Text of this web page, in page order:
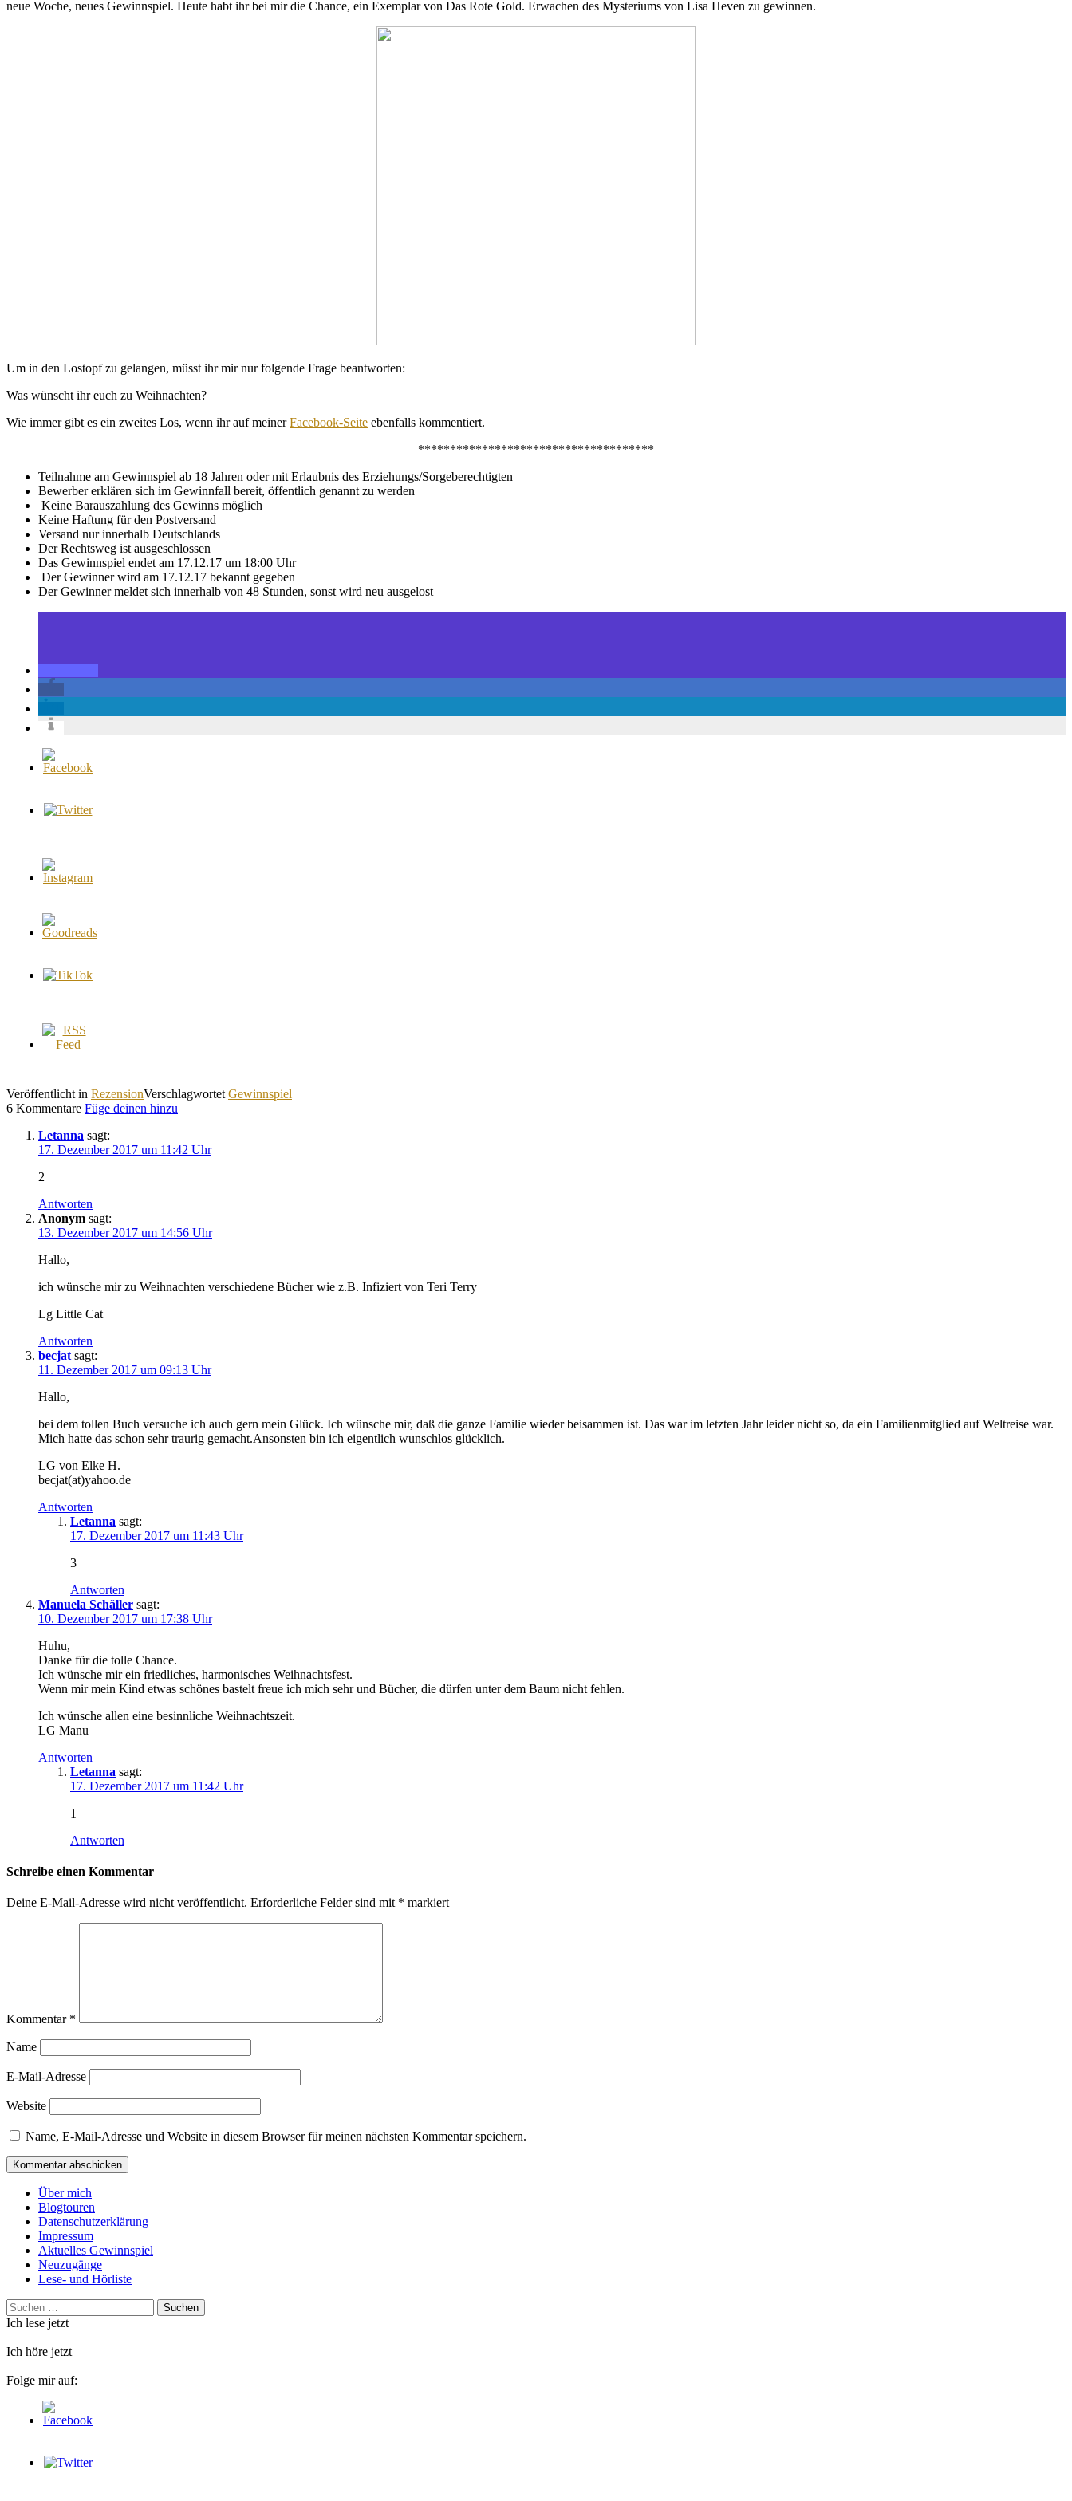
neue Woche, neues Gewinnspiel. Heute habt ihr bei mir die Chance, ein Exemplar von Das Rote Gold. Erwachen des Mysteriums von Lisa Heven zu gewinnen.
Um in den Lostopf zu gelangen, müsst ihr mir nur folgende Frage beantworten:
Was wünscht ihr euch zu Weihnachten?
Wie immer gibt es ein zweites Los, wenn ihr auf meinerFacebook-Seite ebenfalls kommentiert.
*************************************
Teilnahme am Gewinnspiel ab 18 Jahren oder mit Erlaubnis des Erziehungs/Sorgeberechtigten
Bewerber erklären sich im Gewinnfall bereit, öffentlich genannt zu werden
Keine Barauszahlung des Gewinns möglich
Keine Haftung für den Postversand
Versand nur innerhalb Deutschlands
Der Rechtsweg ist ausgeschlossen
Das Gewinnspiel endet am 17.12.17 um 18:00 Uhr
Der Gewinner wird am 17.12.17 bekannt gegeben
Der Gewinner meldet sich innerhalb von 48 Stunden, sonst wird neu ausgelost
Veröffentlicht in RezensionVerschlagwortet Gewinnspiel
6 Kommentare Füge deinen hinzu
Letanna sagt:
17. Dezember 2017 um 11:42 Uhr
2
Antworten
Anonym sagt:
13. Dezember 2017 um 14:56 Uhr
Hallo,
ich wünsche mir zu Weihnachten verschiedene Bücher wie z.B. Infiziert von Teri Terry
Lg Little Cat
Antworten
becjat sagt:
11. Dezember 2017 um 09:13 Uhr
Hallo,
bei dem tollen Buch versuche ich auch gern mein Glück. Ich wünsche mir, daß die ganze Familie wieder beisammen ist. Das war im letzten Jahr leider nicht so, da ein Familienmitglied auf Weltreise war.
Mich hatte das schon sehr traurig gemacht.Ansonsten bin ich eigentlich wunschlos glücklich.
LG von Elke H.
becjat(at)yahoo.de
Antworten
Letanna sagt:
17. Dezember 2017 um 11:43 Uhr
3
Antworten
Manuela Schäller sagt:
10. Dezember 2017 um 17:38 Uhr
Huhu,
Danke für die tolle Chance.
Ich wünsche mir ein friedliches, harmonisches Weihnachtsfest.
Wenn mir mein Kind etwas schönes bastelt freue ich mich sehr und Bücher, die dürfen unter dem Baum nicht fehlen.
Ich wünsche allen eine besinnliche Weihnachtszeit.
LG Manu
Antworten
Letanna sagt:
17. Dezember 2017 um 11:42 Uhr
1
Antworten
Schreibe einen Kommentar
Deine E-Mail-Adresse wird nicht veröffentlicht. Erforderliche Felder sind mit * markiert
Kommentar *
Name
E-Mail-Adresse
Website
Name, E-Mail-Adresse und Website in diesem Browser für meinen nächsten Kommentar speichern.
Über mich
Blogtouren
Datenschutzerklärung
Impressum
Aktuelles Gewinnspiel
Neuzugänge
Lese- und Hörliste
Suchen
nach:
Ich lese jetzt
Ich höre jetzt
Folge mir auf: